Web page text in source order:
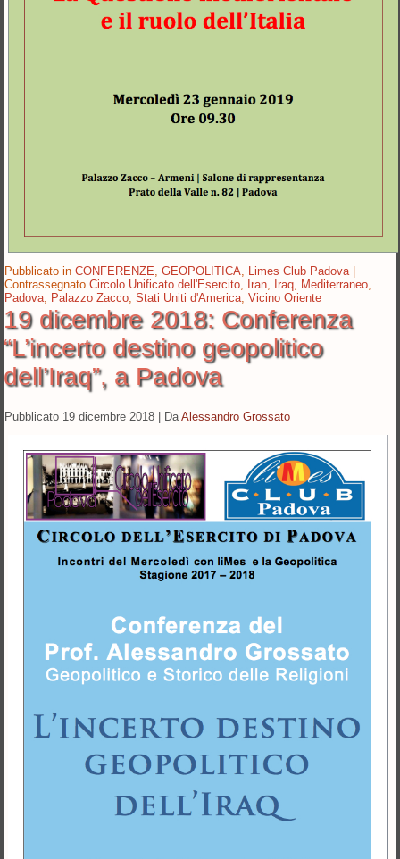
Pubblicato in CONFERENZE,GEOPOLITICA, Limes Club Padova|
Contrassegnato Circolo Unificato dell'Esercito, Iran, Iraq, Mediterraneo,
Padova, Palazzo Zacco,Stati Uniti d'America,Vicino Oriente
19 dicembre 2018: Conferenza
“L’incerto destino geopolitico
dell’Iraq”, a Padova
Pubblicato 19 dicembre 2018 Da Alessandro Grossato